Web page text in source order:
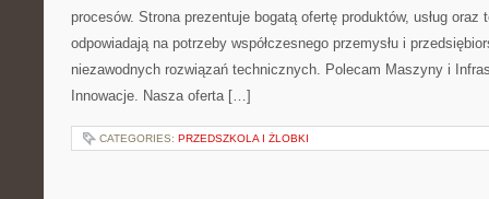
procesów. Strona prezentuje bogatą ofertę produktów, usług oraz
odpowiadają na potrzeby współczesnego przemysłu i
niezawodnych rozwiązań technicznych. Polecam Maszyny i
Innowacje. Nasza oferta […]
CATEGORIES: PRZEDSZKOLA I ŻLOBKI